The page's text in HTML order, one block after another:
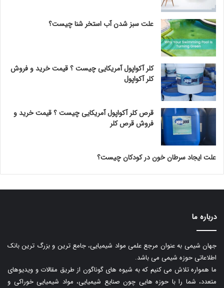
علت سبز شدن آب استخر شنا چیست؟
کلر آکواپول آمریکایی چیست ؟ قیمت خرید و فروش
کلر آکواپول
قرص کلر آکواپول آمریکایی چیست ؟ قیمت خرید و
فروش قرص کلر
علت ایجاد سرطان خون در کودکان چیست؟
درباره ما
جهان شیمی به عنوان مرجع علمی مواد شیمیایی، جامع ترین و بزرگ ترین بانک
اطلاعاتی حوزه شیمی می باشد.
ما همواره تلاش می کنیم که به شیوه های گوناگون از طریق مقالات و ویدیوهای
متعدد، شما را با حوزه هایی چون صنایع شیمیایی، مواد شیمیایی خوراکی و